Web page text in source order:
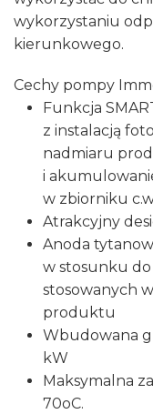
wykorzystaniu
kierunkowego.
Cechy pompy
Funkcja
z instalacją
nadmiaru
i
w zbiorniku
Atrakcyjny
Anoda
w stosunku
stosowanych
produktu
Wbudowana
kW
Maksymalna
70oC.